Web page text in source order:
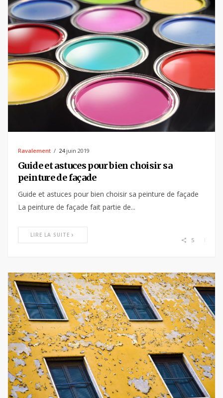
Ravalement 24juin 2019
Guide et astuces pour bien choisir sa
peinture de façade
Guide et astuces pour bien choisir sa peinture de façade
La peinture de façade fait partie de...
LIRE LA SUITE
5